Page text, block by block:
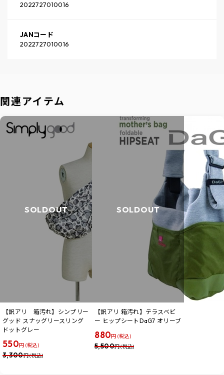
2022727010016
JANコード
2022727010016
関連アイテム
SOLDOUT
【訳アリ 箱汚れ】シンプリー
グッド スナッグリースリング
ドットグレー
550円 (税込)
3,300円 (税込)
SOLDOUT
【訳アリ 箱汚れ】テラスベビ
ー ヒップシートDaG7 オリーブ
880円 (税込)
5,500円 (税込)